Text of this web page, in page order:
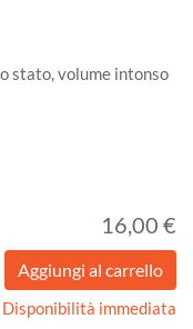
stato, volume intonso
16,00 €
Disponibilità immediata